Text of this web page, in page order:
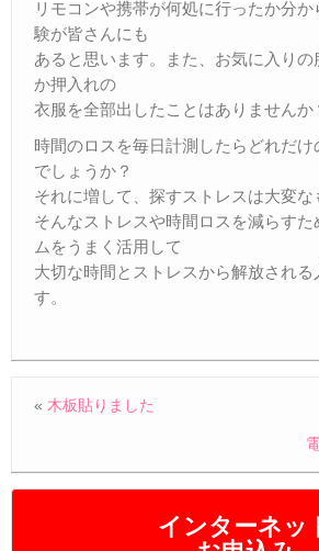
Ｑ＆Ａ
– Tour –
ご契約の流れ
交通アクセス
お問合せ
インターネッ
リモコンや携帯が何処に行ったか分
験が皆さんにも
あると思います。また、お気に入りの
か押入れの
衣服を全部出したことはありませんか
時間のロスを毎日計測したらどれだけ
でしょうか？
それに増して、探すストレスは大変な
そんなストレスや時間ロスを減らす
ムをうまく活用して
大切な時間とストレスから解放される
す。
« 木板貼りました